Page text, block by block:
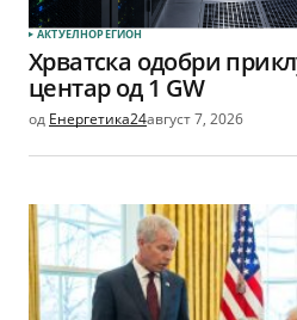
АКТУЕЛНОРЕГИОН
Хрватска одобри
центар од 1 GW
од Енергетика24август 7, 2026